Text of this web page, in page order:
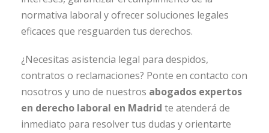
normativa laboral y ofrecer soluciones legales
eficaces que resguarden tus derechos.
¿Necesitas asistencia legal para despidos,
contratos o reclamaciones? Ponte en contacto con
nosotros y uno de nuestros abogados expertos
en derecho laboral en Madrid te atenderá de
inmediato para resolver tus dudas y orientarte